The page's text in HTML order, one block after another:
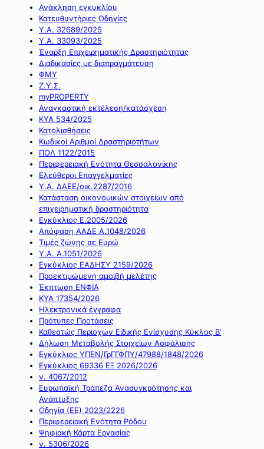
Ανάκληση εγκυκλίου
Κατευθυντήριες Οδηγίες
Υ.Α. 32689/2025
Υ.Α. 33093/2025
Έναρξη Επιχειρηματικής Δραστηριότητας
Διαδικασίες με διαπραγμάτευση
ΦΜΥ
Ζ.Υ.Σ.
myPROPERTY
Αναγκαστική εκτέλεση/κατάσχεση
ΚΥΑ 534/2025
Κατολισθήσεις
Κωδικοί Αριθμοί Δραστηριοτήτων
ΠΟΛ 1122/2015
Περιφερειακή Ενότητα Θεσσαλονίκης
Ελεύθεροι Επαγγελματίες
Υ.Α. ΔΑΕΕ/οικ.2287/2016
Κατάσταση οικονομικών στοιχείων από
επιχειρηματική δραστηριότητα
Εγκύκλιος Ε.2005/2026
Απόφαση ΑΑΔΕ Α.1048/2026
Τιμές ζώνης σε Ευρώ
Υ.Α. Α.1051/2026
Εγκύκλιος ΕΑΔΗΣΥ 2159/2026
Προεκτιμώμενη αμοιβή μελέτης
Έκπτωση ΕΝΦΙΑ
ΚΥΑ 17354/2026
Ηλεκτρονικά έγγραφα
Πρότυπες Προτάσεις
Καθεστώς Περιοχών Ειδικής Ενίσχυσης Κύκλος Β’
Δήλωση Μεταβολής Στοιχείων Ασφάλισης
Εγκύκλιος ΥΠΕΝ/ΓρΓΓΦΠΥ/47988/1848/2026
Εγκύκλιος 69336 ΕΞ 2026/2026
ν. 4067/2012
Ευρωπαϊκή Τράπεζα Ανασυγκρότησης και
Ανάπτυξης
Οδηγία (ΕΕ) 2023/2226
Περιφερειακή Ενότητα Ρόδου
Ψηφιακή Κάρτα Εργασίας
ν. 5306/2026